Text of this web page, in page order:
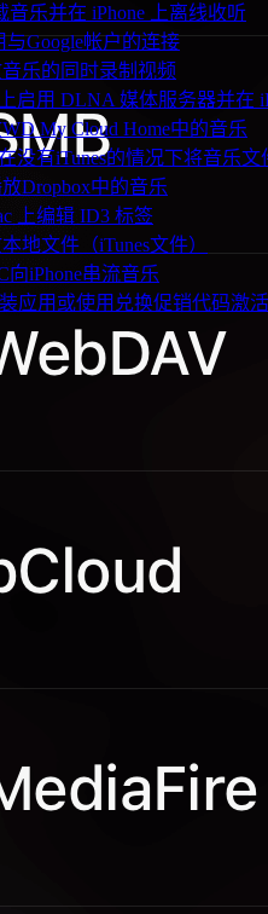
音乐并在 iPhone 上离线收听
Google帐户的连接
乐的同时录制视频
启用 DLNA 媒体服务器并在
My Cloud Home中的音乐
没有iTunes的情况下将音乐文
Dropbox中的音乐
上编辑 ID3 标签
地文件（iTunes文件）
向iPhone串流音乐
应用或使用兑换促销代码激